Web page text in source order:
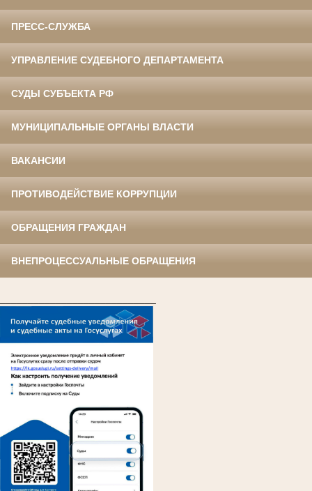
ПРЕСС-СЛУЖБА
УПРАВЛЕНИЕ СУДЕБНОГО ДЕПАРТАМЕНТА
СУДЫ СУБЪЕКТА РФ
МУНИЦИПАЛЬНЫЕ ОРГАНЫ ВЛАСТИ
ВАКАНСИИ
ПРОТИВОДЕЙСТВИЕ КОРРУПЦИИ
ОБРАЩЕНИЯ ГРАЖДАН
ВНЕПРОЦЕССУАЛЬНЫЕ ОБРАЩЕНИЯ